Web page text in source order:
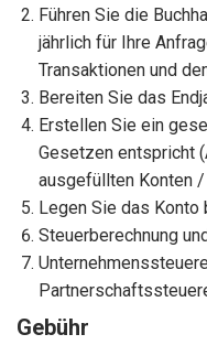
Führen Sie die
jährlich für Ihre
Transaktionen und
Bereiten Sie das
Erstellen Sie ein
Gesetzen entspricht
ausgefüllten Konten
Legen Sie das Konto
Steuerberechnung
Gebühr